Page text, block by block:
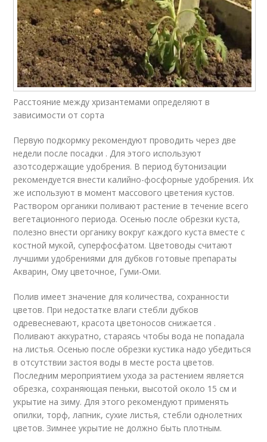
Расстояние между хризантемами определяют в
зависимости от сорта
Первую подкормку рекомендуют проводить через две
недели после посадки . Для этого используют
азотсодержащие удобрения. В период бутонизации
рекомендуется внести калийно-фосфорные удобрения. Их
же используют в момент массового цветения кустов.
Раствором органики поливают растение в течение всего
вегетационного периода. Осенью после обрезки куста,
полезно внести органику вокруг каждого куста вместе с
костной мукой, суперфосфатом. Цветоводы считают
лучшими удобрениями для дубков готовые препараты
Акварин, Ому цветочное, Гуми-Оми.
Полив имеет значение для количества, сохранности
цветов. При недостатке влаги стебли дубков
одревесневают, красота цветоносов снижается .
Поливают аккуратно, стараясь чтобы вода не попадала
на листья. Осенью после обрезки кустика надо убедиться
в отсутствии застоя воды в месте роста цветов.
Последним мероприятием ухода за растением является
обрезка, сохраняющая пеньки, высотой около 15 см и
укрытие на зиму. Для этого рекомендуют применять
опилки, торф, лапник, сухие листья, стебли однолетних
цветов. Зимнее укрытие не должно быть плотным.